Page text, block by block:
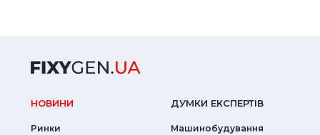
НОВИНИ
Ринки
ДУМКИ ЕКСПЕРТIВ
Машинобудування